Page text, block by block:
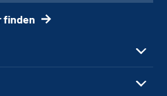
finden